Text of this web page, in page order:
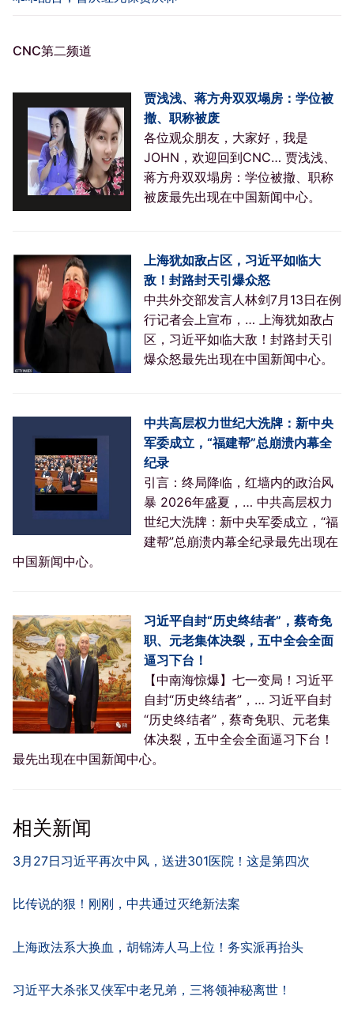
CNC第二频道
贾浅浅、蒋方舟双双塌房：学位被
撤、职称被废
各位观众朋友，大家好，我是
JOHN，欢迎回到CNC… 贾浅浅、
蒋方舟双双塌房：学位被撤、职称
被废最先出现在中国新闻中心。
上海犹如敌占区，习近平如临大
敌！封路封天引爆众怒
中共外交部发言人林剑7月13日在例
行记者会上宣布，… 上海犹如敌占
区，习近平如临大敌！封路封天引
爆众怒最先出现在中国新闻中心。
中共高层权力世纪大洗牌：新中央
军委成立，“福建帮”总崩溃内幕全
纪录
引言：终局降临，红墙内的政治风
暴 2026年盛夏，… 中共高层权力
世纪大洗牌：新中央军委成立，“福
建帮”总崩溃内幕全纪录最先出现在
中国新闻中心。
习近平自封“历史终结者”，蔡奇免
职、元老集体决裂，五中全会全面
逼习下台！
【中南海惊爆】七一变局！习近平
自封“历史终结者”，… 习近平自封
“历史终结者”，蔡奇免职、元老集
体决裂，五中全会全面逼习下台！
最先出现在中国新闻中心。
相关新闻
3月27日习近平再次中风，送进301医院！这是第四次
比传说的狠！刚刚，中共通过灭绝新法案
上海政法系大换血，胡锦涛人马上位！务实派再抬头
习近平大杀张又侠军中老兄弟，三将领神秘离世！